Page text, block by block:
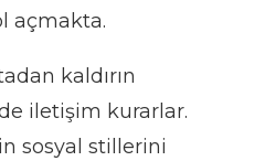
açmakta.
kaldırın
iletişim kurarlar.
sosyal stillerini